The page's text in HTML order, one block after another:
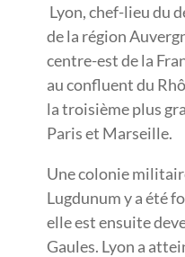
Lyon, chef-lieu du
de la région
centre-est de la
au confluent du
la troisième plus
Paris et Marseille.
Une colonie
Lugdunum y a été
elle est ensuite
Gaules. Lyon a